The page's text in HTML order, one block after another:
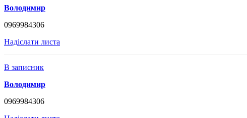
Володимир
0969984306
Надіслати листа
В записник
Володимир
0969984306